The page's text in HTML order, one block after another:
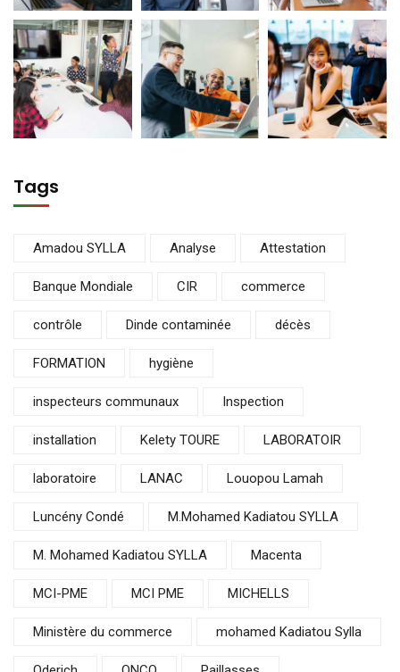
Tags
Amadou SYLLA Analyse Attestation
Banque Mondiale CIR commerce
contrôle Dinde contaminée décès
FORMATION hygiène
inspecteurs communaux Inspection
installation Kelety TOURE LABORATOIR
laboratoire LANAC Louopou Lamah
Luncény Condé M.Mohamed Kadiatou SYLLA
M. Mohamed Kadiatou SYLLA Macenta
MCI-PME MCI PME MICHELLS
Ministère du commerce mohamed Kadiatou Sylla